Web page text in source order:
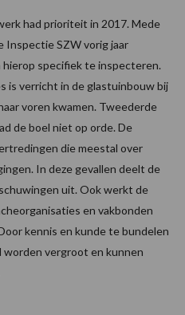
had prioriteit in 2017. Mede
Inspectie SZW vorig jaar
specifiek te inspecteren.
is verricht in de glastuinbouw bij
voren kwamen. Tweederde
de boel niet op orde. De
die meestal over
In deze gevallen deelt de
uit. Ook werkt de
en vakbonden
kennis en kunde te bundelen
worden vergroot en kunnen